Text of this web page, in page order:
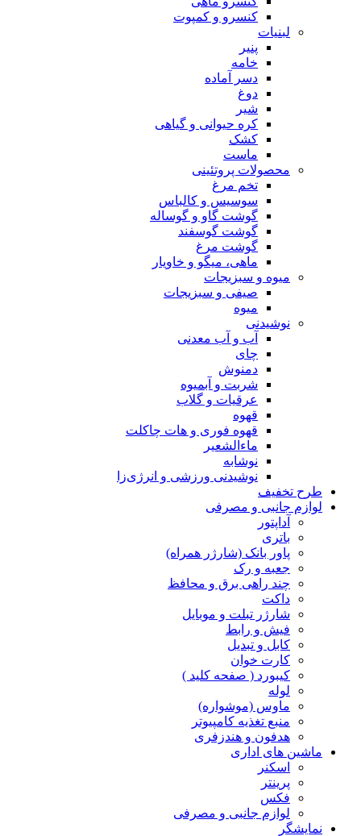
کنسرو و کمپوت
لبنیات
پنیر
خامه
دسر آماده
دوغ
شیر
کره حیوانی و گیاهی
کشک
ماست
محصولات پروتئینی
تخم مرغ
سوسیس و کالباس
گوشت گاو و گوساله
گوشت گوسفند
گوشت مرغ
ماهی، میگو و خاویار
میوه و سبزیجات
صیفی و سبزیجات
میوه
نوشیدنی
آب و آب معدنی
چای
دمنوش
شربت و آبمیوه
عرقیات و گلاب
قهوه
قهوه فوری و هات چاکلت
ماءالشعیر
نوشابه
نوشیدنی ورزشی و انرژی‌زا
طرح تخفیف
لوازم جانبی و مصرفی
آداپتور
باتری
پاور بانک (شارژر همراه)
جعبه و رک
چند راهی برق و محافظ
داکت
شارژر تبلت و موبایل
فیش و رابط
کابل و تبدیل
کارت خوان
کیبورد ( صفحه کلید )
لوله
ماوس (موشواره)
منبع تغذیه کامپیوتر
هدفون و هندزفری
ماشین های اداری
اسکنر
پرینتر
فکس
لوازم جانبی و مصرفی
نمایشگر